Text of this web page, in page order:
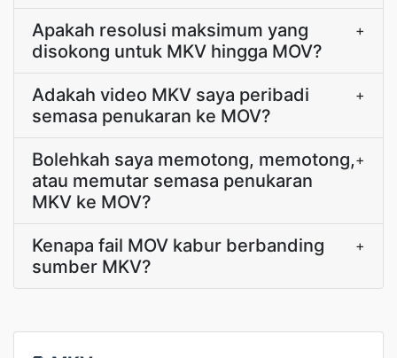
Apakah resolusi maksimum yang
disokong untuk MKV hingga MOV?
+
Adakah video MKV saya peribadi
semasa penukaran ke MOV?
+
Bolehkah saya memotong, memotong,
atau memutar semasa penukaran
MKV ke MOV?
+
Kenapa fail MOV kabur berbanding
sumber MKV?
+